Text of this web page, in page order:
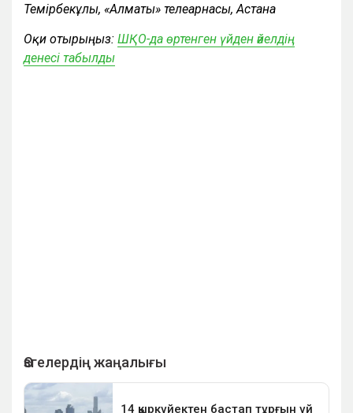
Темірбекұлы, «Алматы» телеарнасы, Астана
Оқи отырыңыз: ШҚО-да өртенген үйден әйелдің
денесі табылды